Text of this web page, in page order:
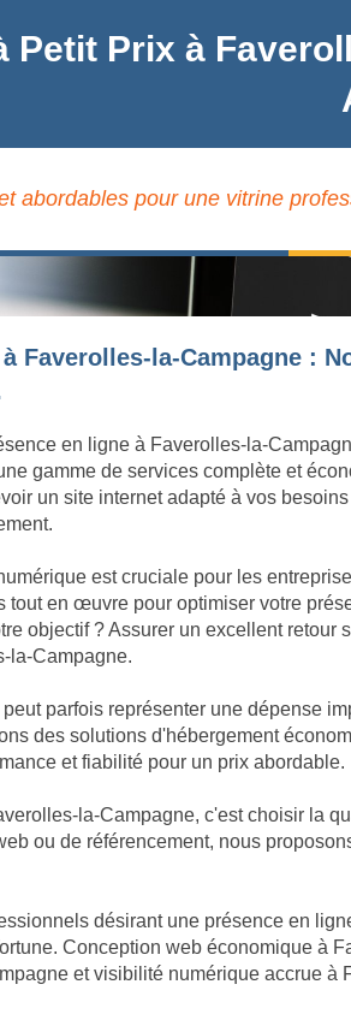
Petit Prix à
abordables pour une vitrine
Faverolles-la-Campagne :
en ligne à Faverolles-la-
gamme de services complète et
un site internet adapté à vos
est cruciale pour les
en œuvre pour optimiser votre
objectif ? Assurer un excellent retour
la-Campagne.
parfois représenter une dépense
des solutions d'hébergement
et fiabilité pour un prix abordable.
la-Campagne, c'est choisir la
ou de référencement, nous
désirant une présence en
Conception web économique à
et visibilité numérique accrue à